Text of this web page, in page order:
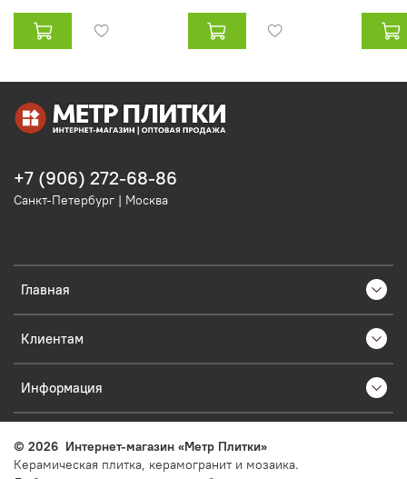
Главная
Клиентам
Информация
+7 (906) 272-68-86
Санкт-Петербург | Москва
© 2026 Интернет-магазин «Метр Плитки»
Керамическая плитка, керамогранит и мозаика.